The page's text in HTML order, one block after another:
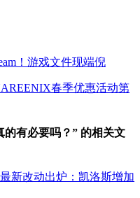
！游戏文件现端倪
春季优惠活动第
的有必要吗？” 的相关文
新改动出炉：凯洛斯增加